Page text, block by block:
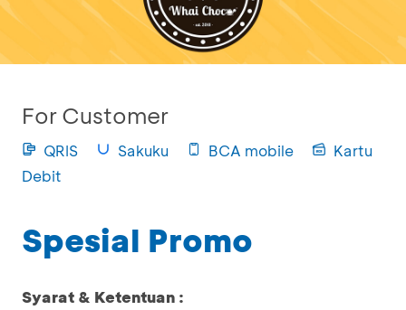
For Customer
QRIS Sakuku BCA mobile
Kartu
Debit
Spesial Promo
Syarat & Ketentuan :